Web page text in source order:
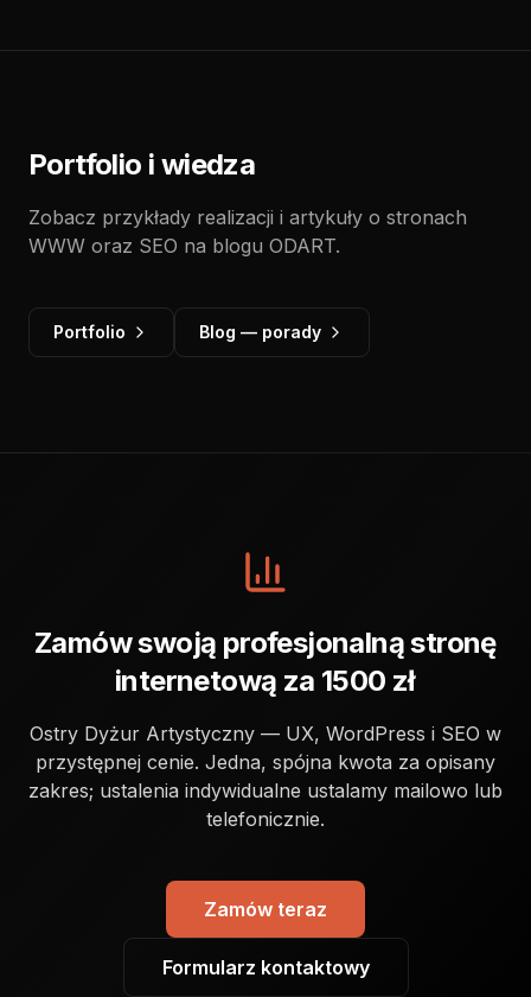
Portfolio i wiedza
Zobacz przykłady realizacji i artykuły o stronach
WWW oraz SEO na blogu ODART.
Portfolio Blog — porady
Zamów swoją profesjonalną stronę
internetową za 1500 zł
Ostry Dyżur Artystyczny — UX, WordPress i SEO w
przystępnej cenie. Jedna, spójna kwota za opisany
zakres; ustalenia indywidualne ustalamy mailowo lub
telefonicznie.
Zamów teraz
Formularz kontaktowy